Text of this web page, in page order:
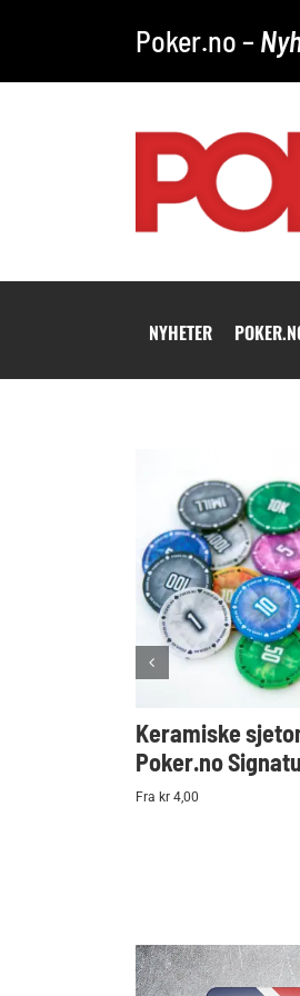
Poker.no –
NYHETER
KJØP
Detaljer
Keramiske
Poker.no
Fra kr 4,00